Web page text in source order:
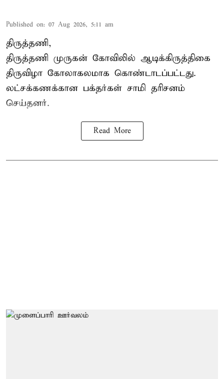
Published on: 07 Aug 2026, 5:11 am
திருத்தணி,
திருத்தணி முருகன் கோவிலில் ஆடிக்கிருத்திகை
திருவிழா கோலாகலமாக கொண்டாடப்பட்டது.
லட்சக்கணக்கான பக்தர்கள் சாமி தரிசனம்
செய்தனர்.
Read More